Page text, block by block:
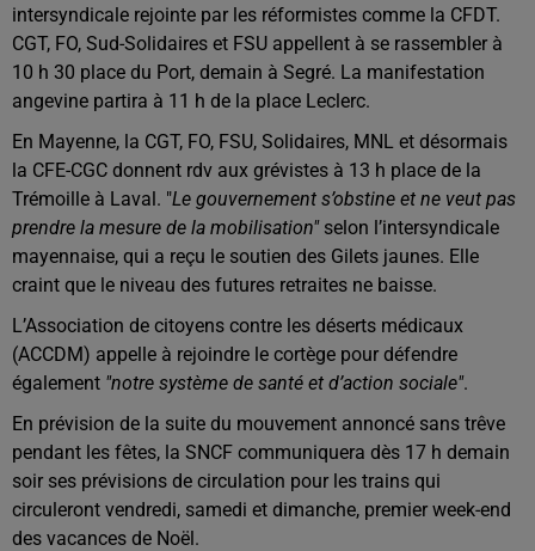
intersyndicale rejointe par les réformistes comme la CFDT.
CGT, FO, Sud-Solidaires et FSU appellent à se rassembler à
10 h 30 place du Port, demain à Segré. La manifestation
angevine partira à 11 h de la place Leclerc.
En Mayenne, la CGT, FO, FSU, Solidaires, MNL et désormais
la CFE-CGC donnent rdv aux grévistes à 13 h place de la
Trémoille à Laval. "Le gouvernement s’obstine et ne veut pas
prendre la mesure de la mobilisation"selon l’intersyndicale
mayennaise, qui a reçu le soutien des Gilets jaunes. Elle
craint que le niveau des futures retraites ne baisse.
L’Association de citoyens contre les déserts médicaux
(ACCDM) appelle à rejoindre le cortège pour défendre
également "notre système de santé et d’action sociale".
En prévision de la suite du mouvement annoncé sans trêve
pendant les fêtes, la SNCF communiquera dès 17 h demain
soir ses prévisions de circulation pour les trains qui
circuleront vendredi, samedi et dimanche, premier week-end
des vacances de Noël.